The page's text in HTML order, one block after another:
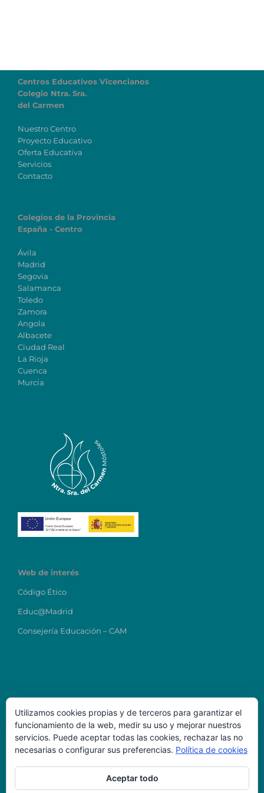
Centros Educativos Vicencianos
Colegio Ntra. Sra.
del Carmen
Nuestro Centro
Proyecto Educativo
Oferta Educativa
Servicios
Contacto
Colegios de la Provincia
España - Centro
Ávila
Madrid
Segovia
Salamanca
Toledo
Zamora
Angola
Albacete
Ciudad Real
La Rioja
Cuenca
Murcia
Web de interés
Código Ético
Educ@Madrid
Consejería Educación – CAM
Datos de Contacto
Colegio Ntra Sra del Carmen
direcciontitular@carmenmostoles.es
Código Centro: 28023224
Teléfono: 916456723
Utilizamos cookies propias y de terceros para garantizar el
funcionamiento de la web, medir su uso y mejorar nuestros
servicios. Puede aceptar todas las cookies, rechazar las no
necesarias o configurar sus preferencias. Política de cookies
Aceptar todo